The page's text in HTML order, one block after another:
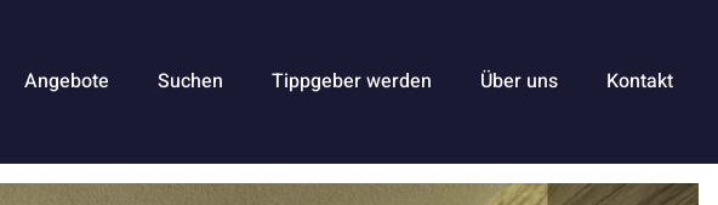
Angebote Suchen Tippgeber werden Über uns Kontakt